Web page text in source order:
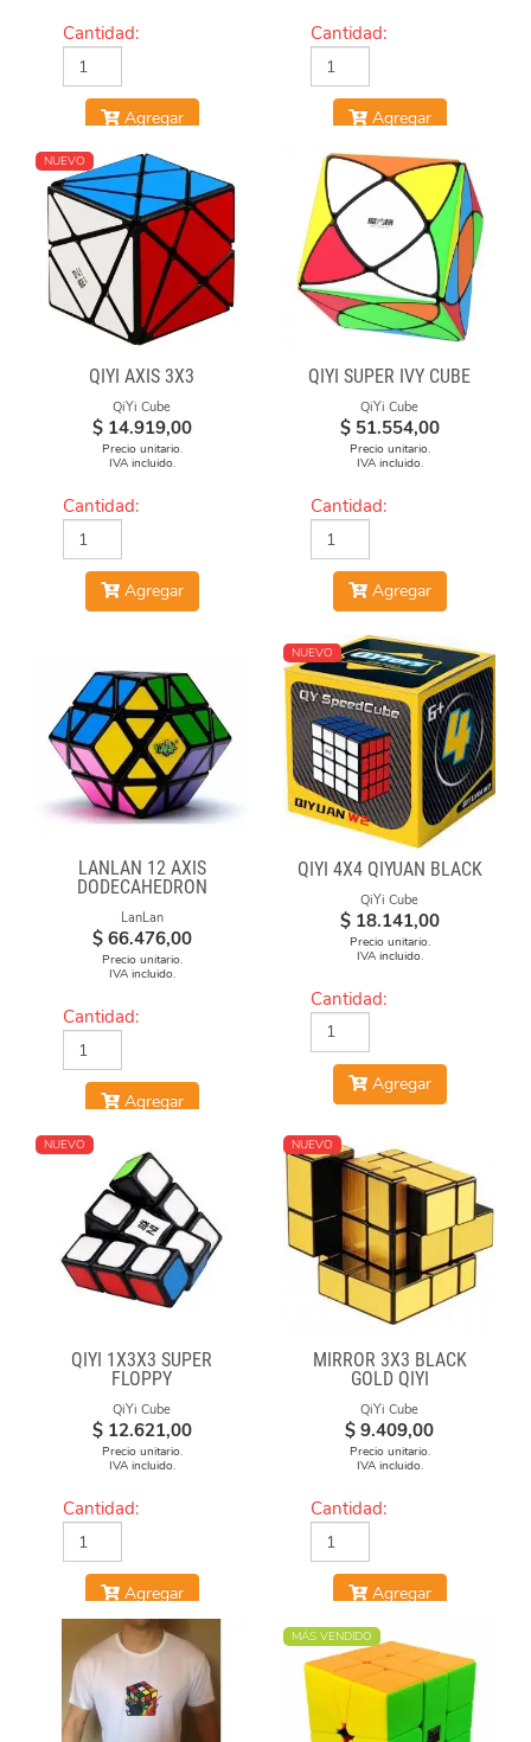
Cantidad:
Agregar
Cantidad:
Agregar
NUEVO
QIYI AXIS 3X3
QiYi Cube
$ 14.919,00
Precio unitario.
IVA incluido.
Cantidad:
Agregar
QIYI SUPER IVY CUBE
QiYi Cube
$ 51.554,00
Precio unitario.
IVA incluido.
Cantidad:
Agregar
LANLAN 12 AXIS
DODECAHEDRON
DIAMOND CUBE
LanLan
$ 66.476,00
Precio unitario.
IVA incluido.
Cantidad:
Agregar
NUEVO
QIYI 4X4 QIYUAN BLACK
QiYi Cube
$ 18.141,00
Precio unitario.
IVA incluido.
Cantidad:
Agregar
NUEVO
QIYI 1X3X3 SUPER
FLOPPY
QiYi Cube
$ 12.621,00
Precio unitario.
IVA incluido.
Cantidad:
Agregar
NUEVO
MIRROR 3X3 BLACK
GOLD QIYI
QiYi Cube
$ 9.409,00
Precio unitario.
IVA incluido.
Cantidad:
Agregar
MÁS VENDIDO